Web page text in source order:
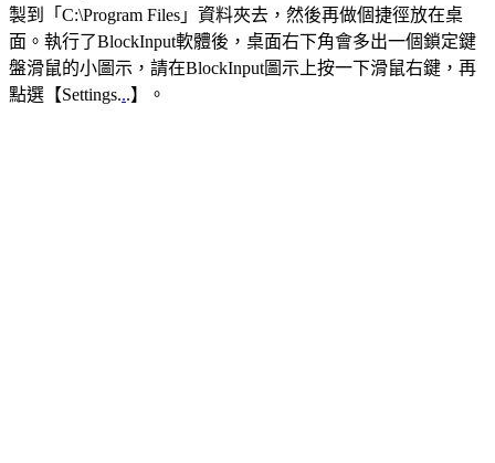
製到「C:\Program Files」資料夾去，然後再做個捷徑放在桌
面。執行了BlockInput軟體後，桌面右下角會多出一個鎖定鍵
盤滑鼠的小圖示，請在BlockInput圖示上按一下滑鼠右鍵，再
點選【Settings...】。